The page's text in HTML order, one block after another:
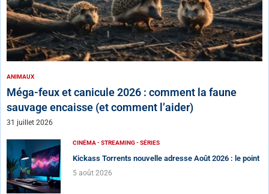
ANIMAUX
Méga-feux et canicule 2026 : comment la faune
sauvage encaisse (et comment l’aider)
31 juillet 2026
CINÉMA - STREAMING - SÉRIES
Kickass Torrents nouvelle adresse Août 2026 : le point
5 août 2026